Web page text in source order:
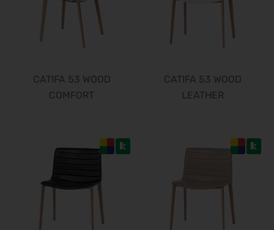
CATIFA 53 WOOD
COMFORT
CATIFA 53 WOOD
LEATHER